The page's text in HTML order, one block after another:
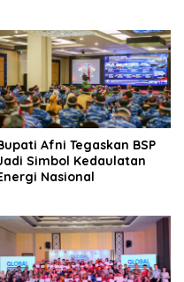
Afni Tegaskan BSP
Simbol Kedaulatan
Nasional